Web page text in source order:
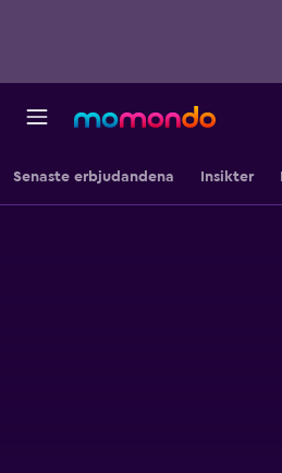
Senaste erbjudandena Insikter